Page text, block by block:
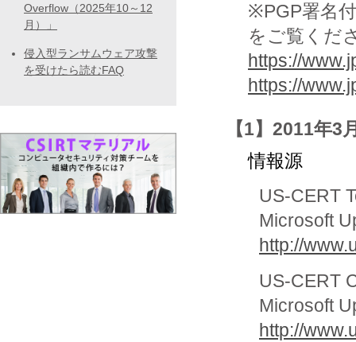
※PGP署名
をご覧くだ
https://
https://
【1】2011年
情報源
US-CERT
Microsoft
http://
US-CERT
Microsoft
http://
Overflow（2025年10～12
月）」
侵入型ランサムウェア攻撃
を受けたら読むFAQ